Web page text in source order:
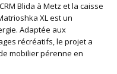
Blida à Metz et la caisse
XL est un
Adaptée aux
récréatifs, le projet a
mobilier pérenne en